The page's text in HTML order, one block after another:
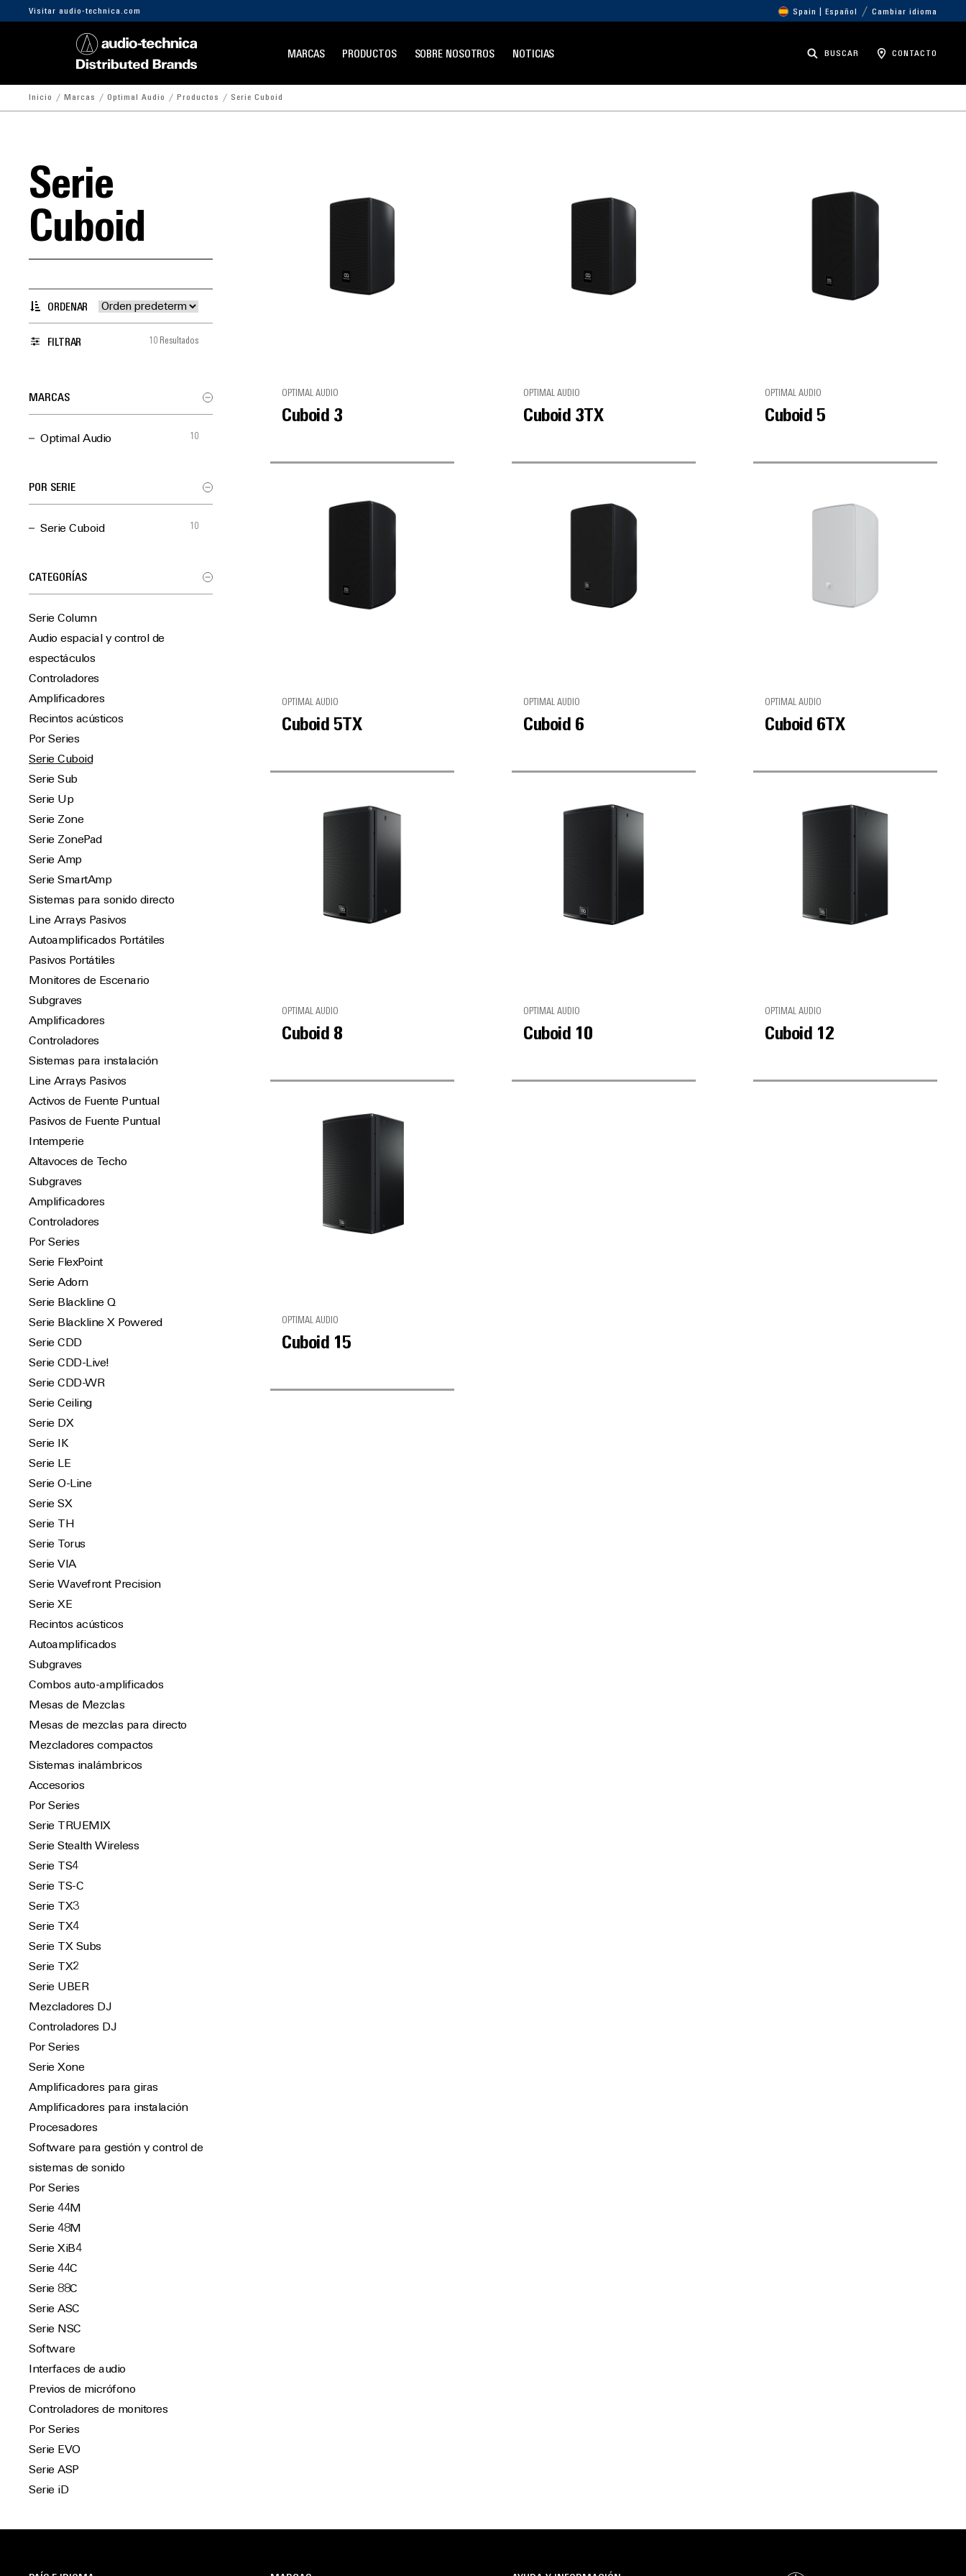
Visitar audio-technica.com Spain | Español Cambiar idioma
MARCAS PRODUCTOS SOBRE NOSOTROS NOTICIAS BUSCAR CONTACTO
Inicio Marcas Optimal Audio Productos Serie Cuboid
Serie
Cuboid
ORDENAR
FILTRAR 10 Resultados
MARCAS
Optimal Audio 10
POR SERIE
Serie Cuboid 10
CATEGORÍAS
Serie Column
Audio espacial y control de
espectáculos
Controladores
Amplificadores
Recintos acústicos
Por Series
Serie Cuboid
Serie Sub
Serie Up
Serie Zone
Serie ZonePad
Serie Amp
Serie SmartAmp
Sistemas para sonido directo
Line Arrays Pasivos
Autoamplificados Portátiles
Pasivos Portátiles
Monitores de Escenario
Subgraves
Amplificadores
Controladores
Sistemas para instalación
Line Arrays Pasivos
Activos de Fuente Puntual
Pasivos de Fuente Puntual
Intemperie
Altavoces de Techo
Subgraves
Amplificadores
Controladores
Por Series
Serie FlexPoint
Serie Adorn
Serie Blackline Q
Serie Blackline X Powered
Serie CDD
Serie CDD-Live!
Serie CDD-WR
Serie Ceiling
Serie DX
Serie IK
Serie LE
Serie O-Line
Serie SX
Serie TH
Serie Torus
Serie VIA
Serie Wavefront Precision
Serie XE
Recintos acústicos
Autoamplificados
Subgraves
Combos auto-amplificados
Mesas de Mezclas
Mesas de mezclas para directo
Mezcladores compactos
Sistemas inalámbricos
Accesorios
Por Series
Serie TRUEMIX
Serie Stealth Wireless
Serie TS4
Serie TS-C
Serie TX3
Serie TX4
Serie TX Subs
Serie TX2
Serie UBER
Mezcladores DJ
Controladores DJ
Por Series
Serie Xone
Amplificadores para giras
Amplificadores para instalación
Procesadores
Software para gestión y control de
sistemas de sonido
Por Series
Serie 44M
Serie 48M
Serie XiB4
Serie 44C
Serie 88C
Serie ASC
Serie NSC
Software
Interfaces de audio
Previos de micrófono
Controladores de monitores
Por Series
Serie EVO
Serie ASP
Serie iD
OPTIMAL AUDIO
Cuboid 3
OPTIMAL AUDIO
Cuboid 3TX
OPTIMAL AUDIO
Cuboid 5
OPTIMAL AUDIO
Cuboid 5TX
OPTIMAL AUDIO
Cuboid 6
OPTIMAL AUDIO
Cuboid 6TX
OPTIMAL AUDIO
Cuboid 8
OPTIMAL AUDIO
Cuboid 10
OPTIMAL AUDIO
Cuboid 12
OPTIMAL AUDIO
Cuboid 15